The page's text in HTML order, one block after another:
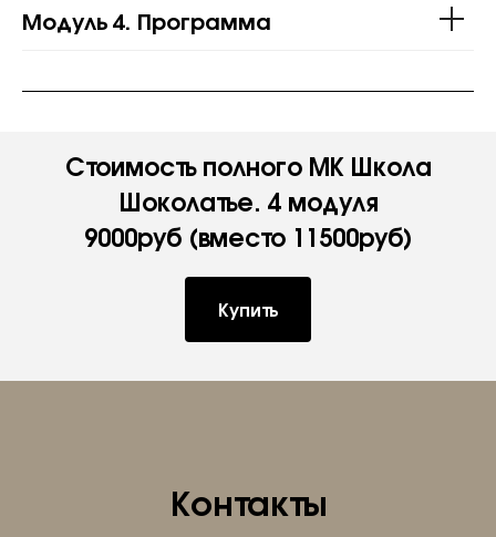
Модуль 4. Программа
Стоимость полного МК Школа
Шоколатье. 4 модуля
9000руб (вместо 11500руб)
Купить
Контакты